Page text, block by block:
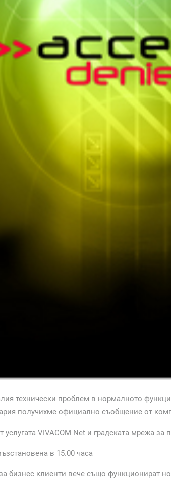
технически проблем в нормалното
получихме официално съобщение от
услугата VIVACOM Net и градската мрежа
в 15.00 часа
бизнес клиенти вече също функционират